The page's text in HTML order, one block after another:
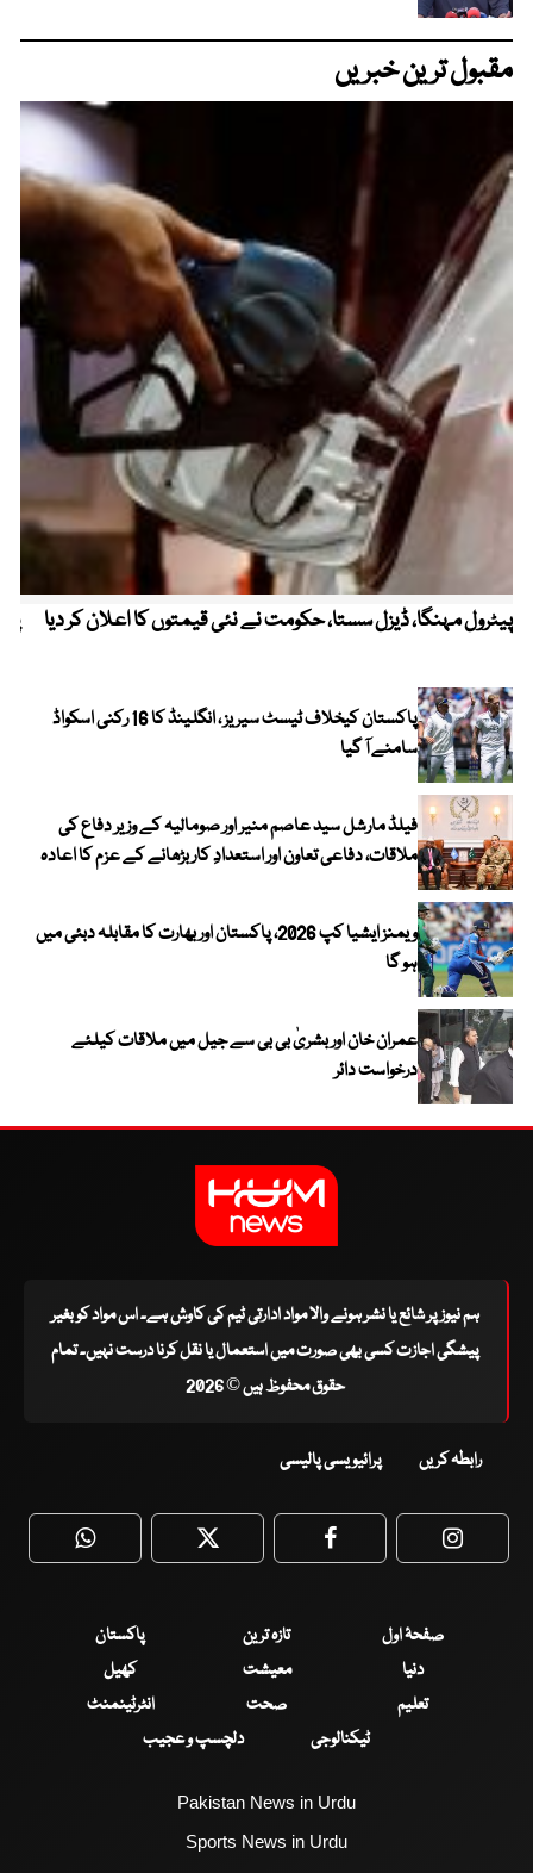
مقبول ترین خبریں
پیٹرول مہنگا، ڈیزل سستا، حکومت نے نئی قیمتوں کا اعلان کر دیا
پاکستان کیخلاف ٹیسٹ سیریز ، انگلینڈ کا 16 رکنی اسکواڈ
سامنے آ گیا
فیلڈ مارشل سید عاصم منیر اور صومالیہ کے وزیر دفاع کی
ملاقات، دفاعی تعاون اور استعدادِ کار بڑھانے کے عزم کا اعادہ
ویمنز ایشیا کپ 2026، پاکستان اور بھارت کا مقابلہ دبئی میں
ہو گا
عمران خان اور بشریٰ بی بی سے جیل میں ملاقات کیلئے
درخواست دائر
ہم نیوز پر شائع یا نشر ہونے والا مواد ادارتی ٹیم کی کاوش ہے۔ اس مواد کو بغیر
پیشگی اجازت کسی بھی صورت میں استعمال یا نقل کرنا درست نہیں۔ تمام
حقوق محفوظ ہیں © 2026
رابطہ کریں پرائیویسی پالیسی
WhatsApp Twitter Facebook
صفحۂ اول تازہ ترین
پاکستان
دنیا
معیشت
کھیل
تعلیم
صحت
انٹرٹینمنٹ
ٹیکنالوجی
دلچسپ و عجیب
Pakistan News in Urdu
Sports News in Urdu